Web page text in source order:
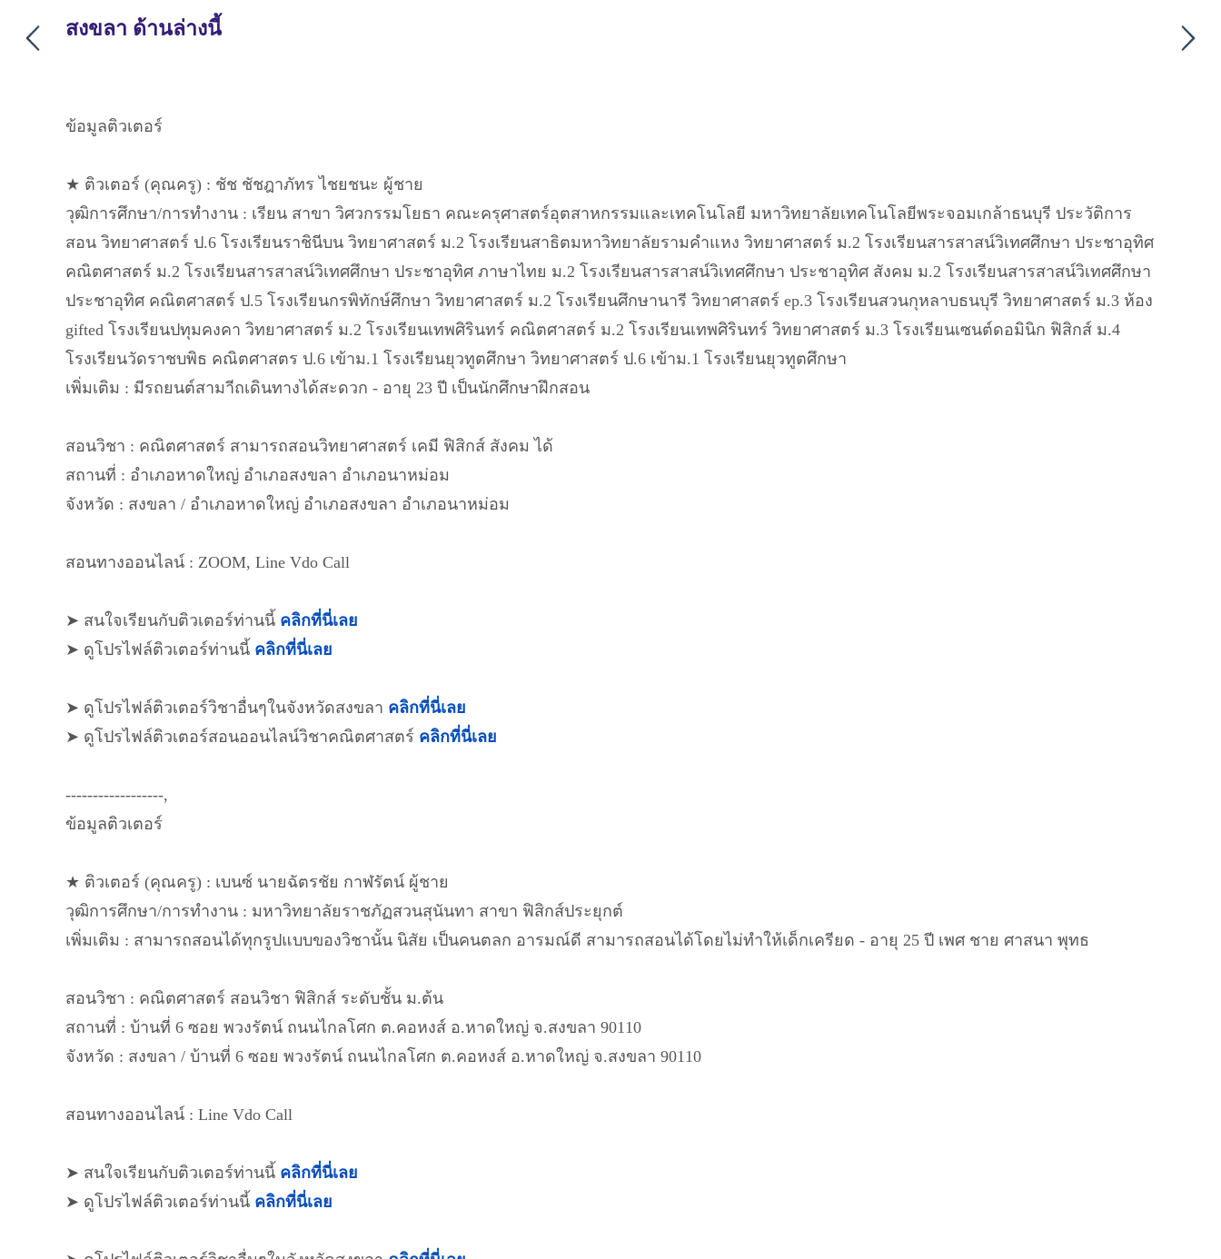
สงขลา ด้านล่างนี้
ข้อมูลติวเตอร์
★ ติวเตอร์ (คุณครู) : ชัช ชัชฎาภัทร ไชยชนะ ผู้ชาย
วุฒิการศึกษา/การทำงาน : เรียน สาขา วิศวกรรมโยธา คณะครุศาสตร์อุตสาหกรรมและเทคโนโลยี มหาวิทยาลัยเทคโนโลยีพระจอมเกล้าธนบุรี ประวัติการ
สอน วิทยาศาสตร์ ป.6 โรงเรียนราชินีบน วิทยาศาสตร์ ม.2 โรงเรียนสาธิตมหาวิทยาลัยรามคำแหง วิทยาศาสตร์ ม.2 โรงเรียนสารสาสน์วิเทศศึกษา ประชาอุทิศ
คณิตศาสตร์ ม.2 โรงเรียนสารสาสน์วิเทศศึกษา ประชาอุทิศ ภาษาไทย ม.2 โรงเรียนสารสาสน์วิเทศศึกษา ประชาอุทิศ สังคม ม.2 โรงเรียนสารสาสน์วิเทศศึกษา
ประชาอุทิศ คณิตศาสตร์ ป.5 โรงเรียนกรพิทักษ์ศึกษา วิทยาศาสตร์ ม.2 โรงเรียนศึกษานารี วิทยาศาสตร์ ep.3 โรงเรียนสวนกุหลาบธนบุรี วิทยาศาสตร์ ม.3 ห้อง
gifted โรงเรียนปทุมคงคา วิทยาศาสตร์ ม.2 โรงเรียนเทพศิรินทร์ คณิตศาสตร์ ม.2 โรงเรียนเทพศิรินทร์ วิทยาศาสตร์ ม.3 โรงเรียนเซนต์ดอมินิก ฟิสิกส์ ม.4
โรงเรียนวัดราชบพิธ คณิตศาสตร ป.6 เข้าม.1 โรงเรียนยุวทูตศึกษา วิทยาศาสตร์ ป.6 เข้าม.1 โรงเรียนยุวทูตศึกษา
เพิ่มเติม : มีรถยนต์สามาีถเดินทางได้สะดวก - อายุ 23 ปี เป็นนักศึกษาฝึกสอน
สอนวิชา : คณิตศาสตร์ สามารถสอนวิทยาศาสตร์ เคมี ฟิสิกส์ สังคม ได้
สถานที่ : อำเภอหาดใหญ่ อำเภอสงขลา อำเภอนาหม่อม
จังหวัด : สงขลา / อำเภอหาดใหญ่ อำเภอสงขลา อำเภอนาหม่อม
สอนทางออนไลน์ : ZOOM, Line Vdo Call
➤ สนใจเรียนกับติวเตอร์ท่านนี้ คลิกที่นี่เลย
➤ ดูโปรไฟล์ติวเตอร์ท่านนี้ คลิกที่นี่เลย
➤ ดูโปรไฟล์ติวเตอร์วิชาอื่นๆในจังหวัดสงขลา คลิกที่นี่เลย
➤ ดูโปรไฟล์ติวเตอร์สอนออนไลน์วิชาคณิตศาสตร์ คลิกที่นี่เลย
------------------,
ข้อมูลติวเตอร์
★ ติวเตอร์ (คุณครู) : เบนซ์ นายฉัตรชัย กาฬรัตน์ ผู้ชาย
วุฒิการศึกษา/การทำงาน : มหาวิทยาลัยราชภัฏสวนสุนันทา สาขา ฟิสิกส์ประยุกต์
เพิ่มเติม : สามารถสอนได้ทุกรูปแบบของวิชานั้น นิสัย เป็นคนตลก อารมณ์ดี สามารถสอนได้โดยไม่ทำให้เด็กเครียด - อายุ 25 ปี เพศ ชาย ศาสนา พุทธ
สอนวิชา : คณิตศาสตร์ สอนวิชา ฟิสิกส์ ระดับชั้น ม.ต้น
สถานที่ : บ้านที่ 6 ซอย พวงรัตน์ ถนนไกลโศก ต.คอหงส์ อ.หาดใหญ่ จ.สงขลา 90110
จังหวัด : สงขลา / บ้านที่ 6 ซอย พวงรัตน์ ถนนไกลโศก ต.คอหงส์ อ.หาดใหญ่ จ.สงขลา 90110
สอนทางออนไลน์ : Line Vdo Call
➤ สนใจเรียนกับติวเตอร์ท่านนี้ คลิกที่นี่เลย
➤ ดูโปรไฟล์ติวเตอร์ท่านนี้ คลิกที่นี่เลย